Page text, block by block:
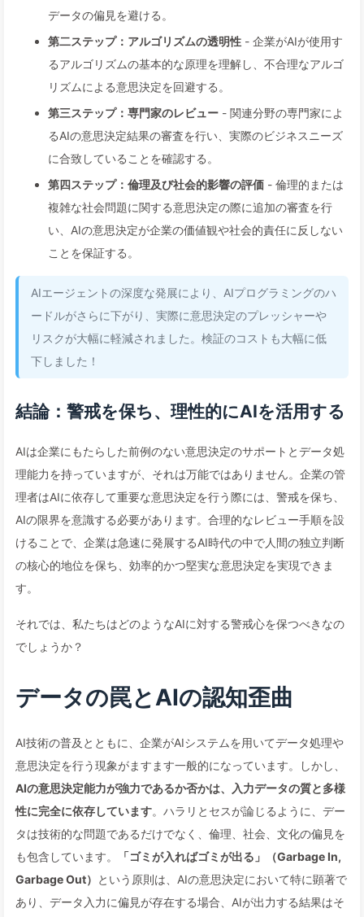
データの偏見を避ける。
第二ステップ：アルゴリズムの透明性 - 企業がAIが使用す
るアルゴリズムの基本的な原理を理解し、不合理なアルゴ
リズムによる意思決定を回避する。
第三ステップ：専門家のレビュー - 関連分野の専門家によ
るAIの意思決定結果の審査を行い、実際のビジネスニーズ
に合致していることを確認する。
第四ステップ：倫理及び社会的影響の評価 - 倫理的または
複雑な社会問題に関する意思決定の際に追加の審査を行
い、AIの意思決定が企業の価値観や社会的責任に反しない
ことを保証する。
AIエージェントの深度な発展により、AIプログラミングのハ
ードルがさらに下がり、実際に意思決定のプレッシャーや
リスクが大幅に軽減されました。検証のコストも大幅に低
下しました！
結論：警戒を保ち、理性的にAIを活用する
AIは企業にもたらした前例のない意思決定のサポートとデータ処
理能力を持っていますが、それは万能ではありません。企業の管
理者はAIに依存して重要な意思決定を行う際には、警戒を保ち、
AIの限界を意識する必要があります。合理的なレビュー手順を設
けることで、企業は急速に発展するAI時代の中で人間の独立判断
の核心的地位を保ち、効率的かつ堅実な意思決定を実現できま
す。
それでは、私たちはどのようなAIに対する警戒心を保つべきなの
でしょうか？
データの罠とAIの認知歪曲
AI技術の普及とともに、企業がAIシステムを用いてデータ処理や
意思決定を行う現象がますます一般的になっています。しかし、
AIの意思決定能力が強力であるか否かは、入力データの質と多様
性に完全に依存しています。ハラリとセスが論じるように、デー
タは技術的な問題であるだけでなく、倫理、社会、文化の偏見を
も包含しています。
「ゴミが入ればゴミが出る」（Garbage In,
Garbage Out） という原則は、AIの意思決定において特に顕著で
あり、データ入力に偏見が存在する場合、AIが出力する結果はそ